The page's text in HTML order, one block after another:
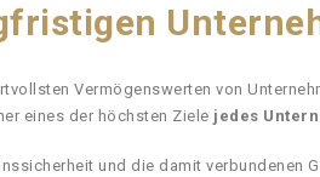
Vermögenswerten von
eines der höchsten Ziele jedes
und die damit verbundenen